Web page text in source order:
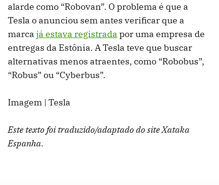
alarde como “Robovan”. O problema é que a
Tesla o anunciou sem antes verificar que a
marca já estava registrada por uma empresa de
entregas da Estônia. A Tesla teve que buscar
alternativas menos atraentes, como “Robobus”,
“Robus” ou “Cyberbus”.
Imagem | Tesla
Este texto foi traduzido/adaptado do site Xataka
Espanha.